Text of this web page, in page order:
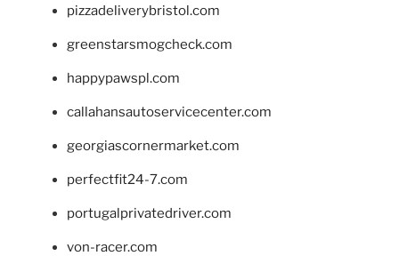
pizzadeliverybristol.com
greenstarsmogcheck.com
happypawspl.com
callahansautoservicecenter.com
georgiascornermarket.com
perfectfit24-7.com
portugalprivatedriver.com
von-racer.com